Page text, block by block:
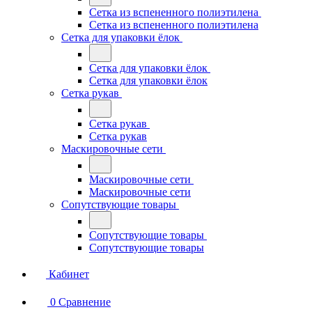
Сетка из вспененного полиэтилена
Сетка из вспененного полиэтилена
Сетка для упаковки ёлок
Сетка для упаковки ёлок
Сетка для упаковки ёлок
Сетка рукав
Сетка рукав
Сетка рукав
Маскировочные сети
Маскировочные сети
Маскировочные сети
Сопутствующие товары
Сопутствующие товары
Сопутствующие товары
Кабинет
0 Сравнение